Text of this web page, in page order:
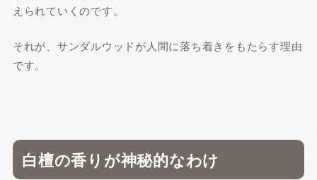
えられていくのです。
それが、サンダルウッドが人間に落ち着きをもたらす理由
です。
白檀の香りが神秘的なわけ